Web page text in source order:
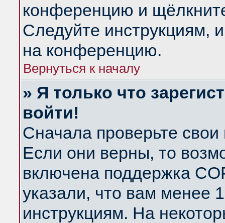
конференцию и
Следуйте инструкциям,
на конференцию.
Вернуться к началу
» Я только что
войти!
Сначала проверьте
Если они верны, то
включена поддержка
указали, что вам менее
инструкциям. На